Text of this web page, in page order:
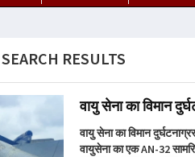
SEARCH RESULTS
वायु सेना का विमान
वायु सेना का विमान
वायुसेना का एक AN-32